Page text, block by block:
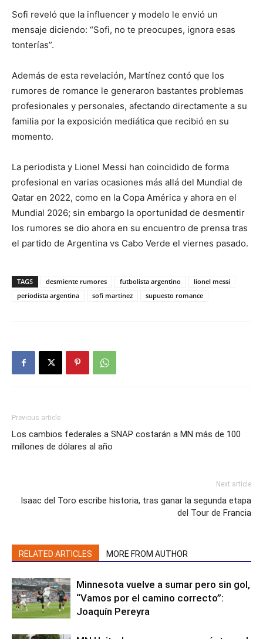
Sofi reveló que la influencer y modelo le envió un
mensaje diciendo: “Sofi, no te preocupes, ignora esas
tonterías”.
Además de esta revelación, Martínez contó que los
rumores de romance le generaron bastantes problemas
profesionales y personales, afectando directamente a su
familia por la exposición mediática que recibió en su
momento.
La periodista y Lionel Messi han coincidido de forma
profesional en varias ocasiones más allá del Mundial de
Qatar en 2022, como en la Copa América y ahora en el
Mundial 2026; sin embargo la oportunidad de desmentir
los rumores se dio ahora en su encuentro de prensa tras
el partido de Argentina vs Cabo Verde el viernes pasado.
TAGS desmiente rumores futbolista argentino
lionel messi
periodista argentina
sofi martinez supuesto romance
Previous article
Los cambios federales a SNAP costarán a MN más de 100
millones de dólares al año
Next article
Isaac del Toro escribe historia, tras ganar la segunda etapa
del Tour de Francia
RELATED ARTICLES MORE FROM AUTHOR
Minnesota vuelve a sumar pero sin gol,
“Vamos por el camino correcto”:
Joaquín Pereyra